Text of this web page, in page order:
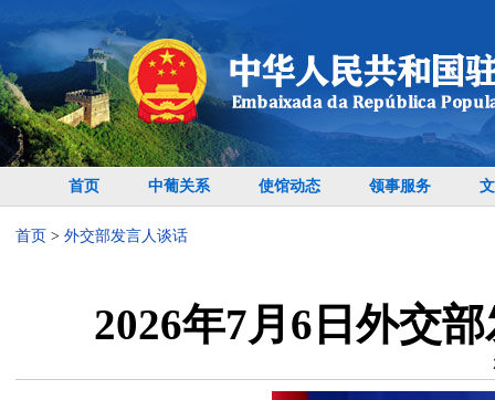
首页 中葡关系 使馆动态 领事服务
首页 > 外交部发言人谈话
2026年7月6日外交